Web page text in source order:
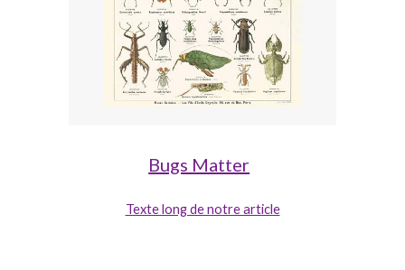
Bugs Matter
Texte long de notre article